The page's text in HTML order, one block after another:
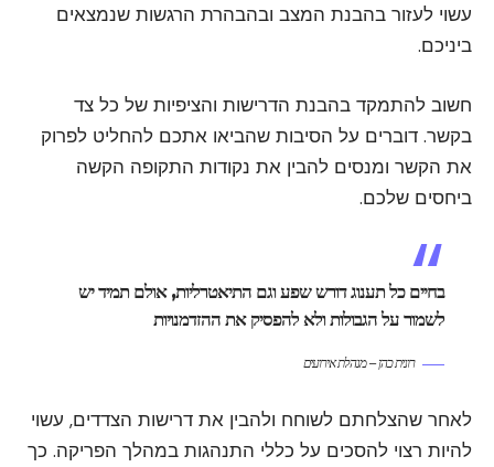
עשוי לעזור בהבנת המצב ובהבהרת הרגשות שנמצאים
ביניכם.
חשוב להתמקד בהבנת הדרישות והציפיות של כל צד
בקשר. דוברים על הסיבות שהביאו אתכם להחליט לפרוק
את הקשר ומנסים להבין את נקודות התקופה הקשה
ביחסים שלכם.
בחיים כל תענוג דורש שפע וגם התיאטרליות, אולם תמיד יש
לשמור על הגבולות ולא להפסיק את ההזדמנויות
רונית כהן – מנהלת אירועים
לאחר שהצלחתם לשוחח ולהבין את דרישות הצדדים, עשוי
להיות רצוי להסכים על כללי התנהגות במהלך הפריקה. כך